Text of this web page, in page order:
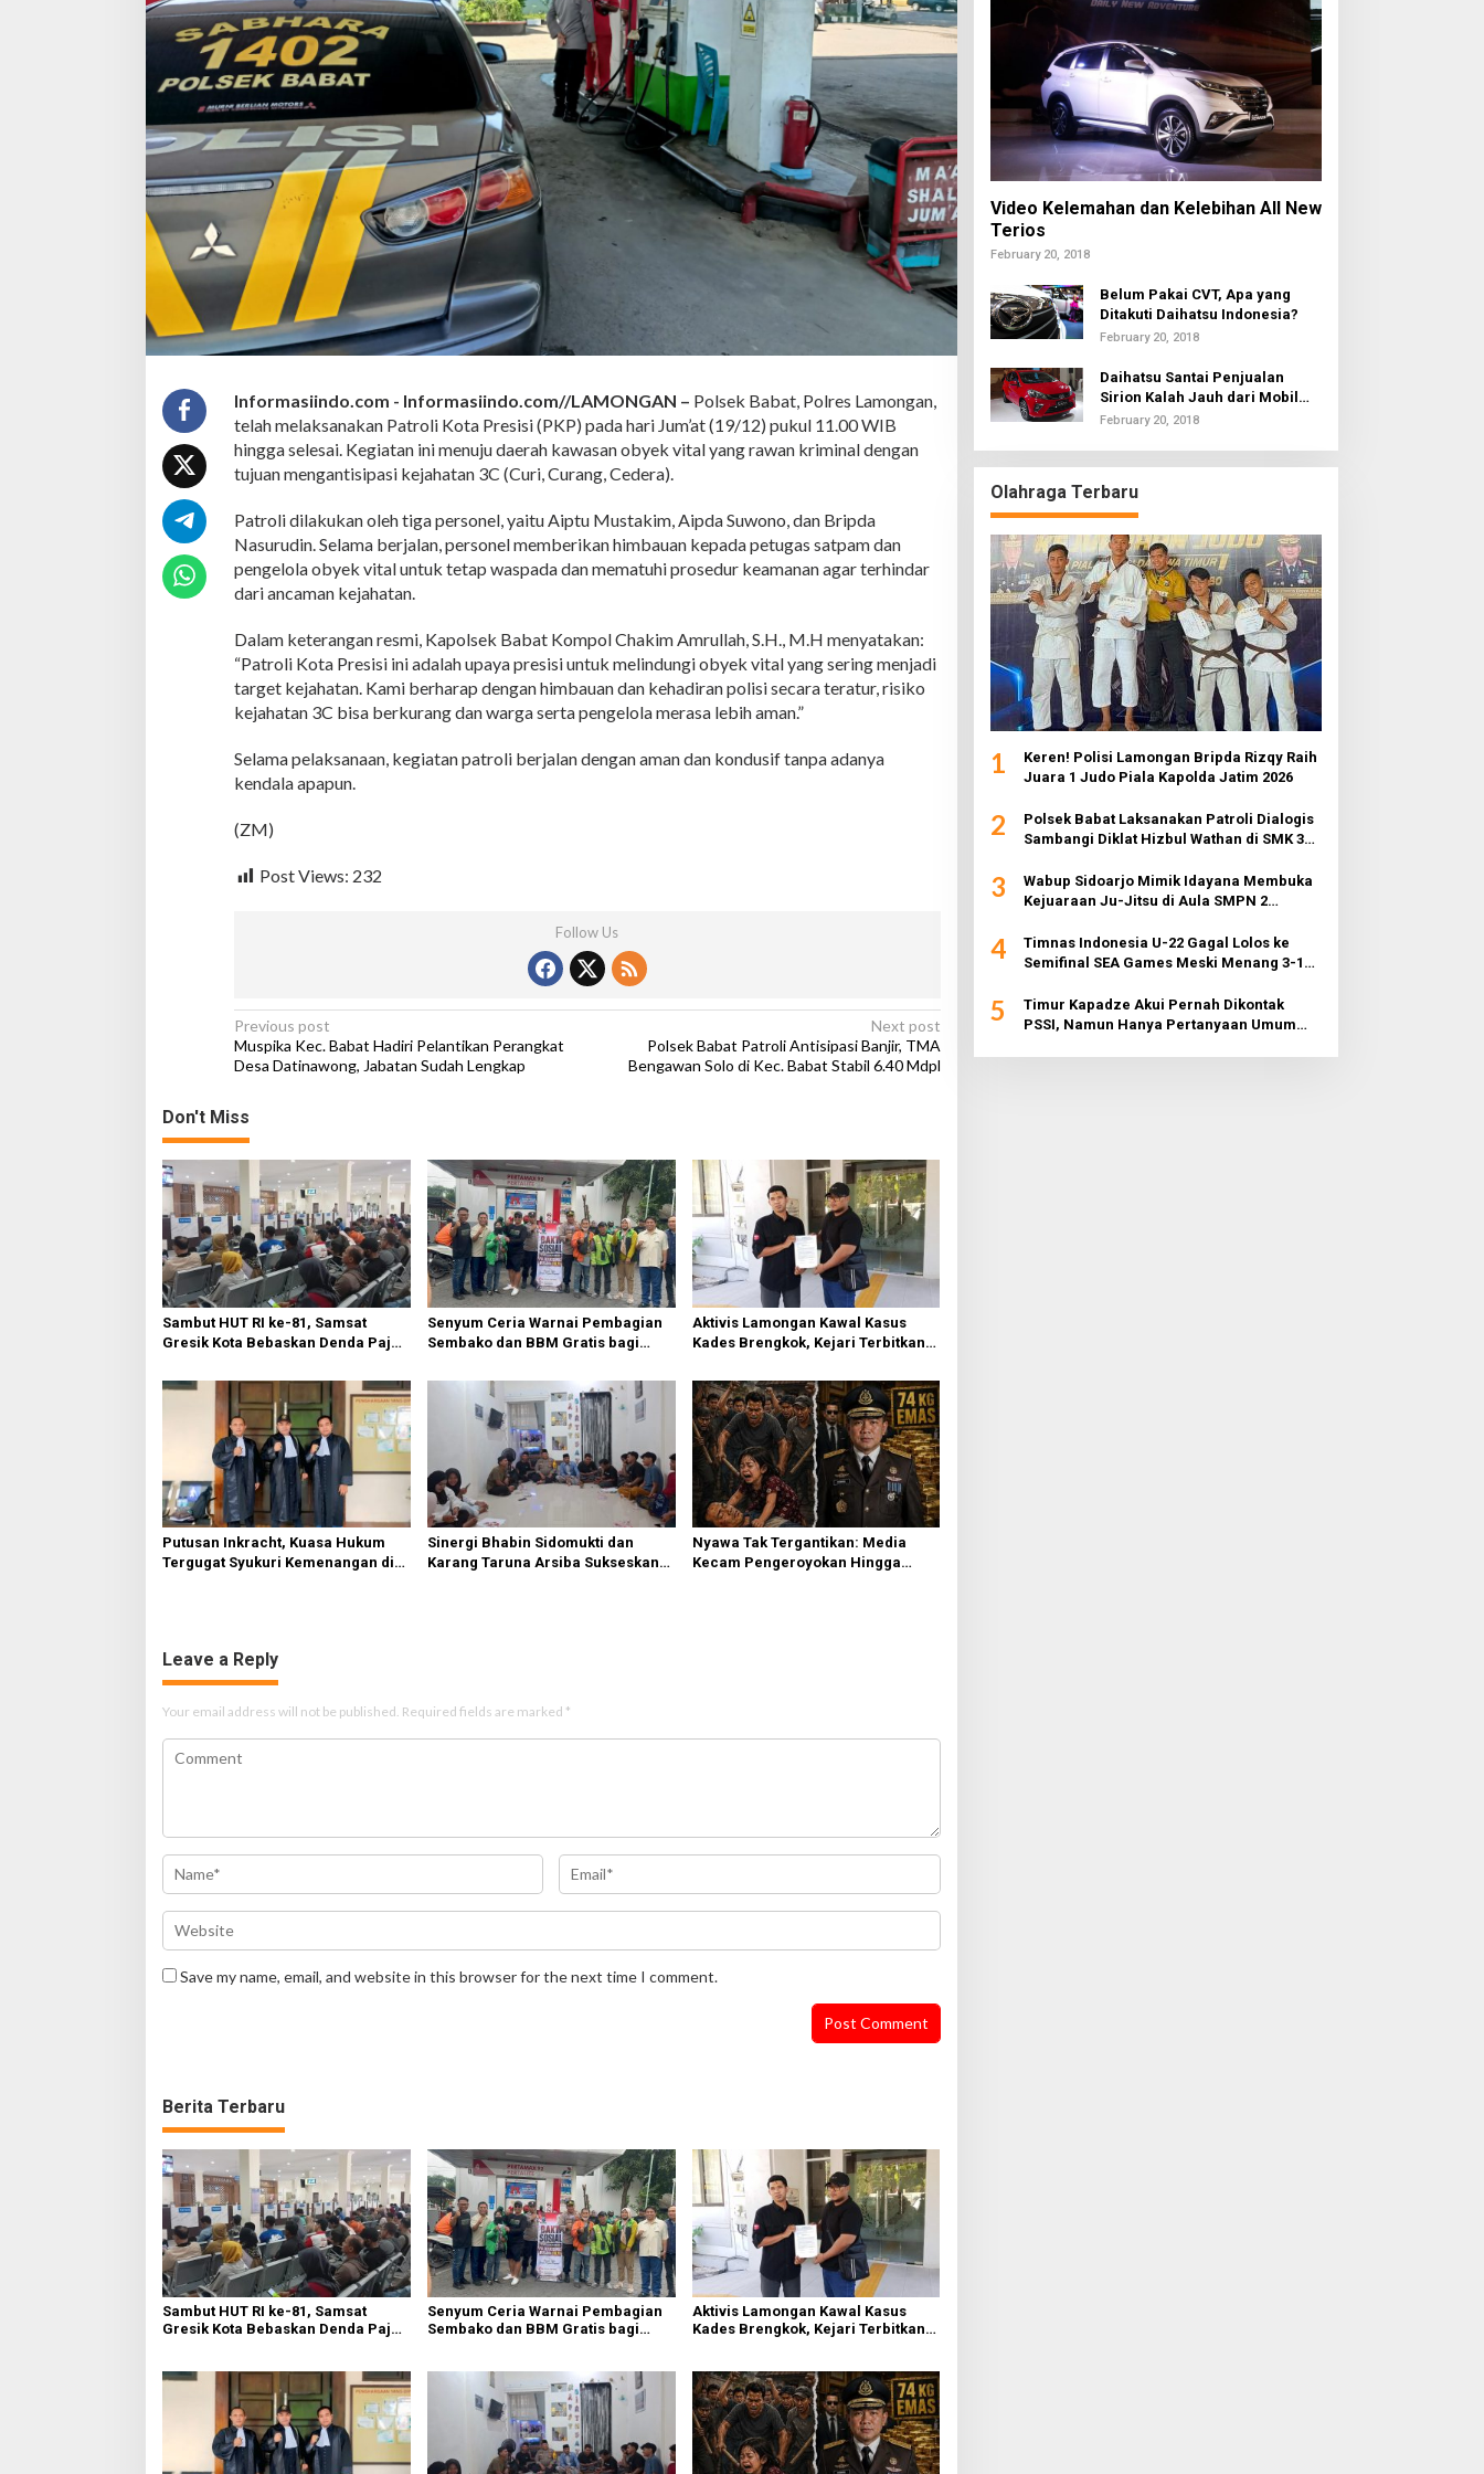
o
l
i
K
o
t
a
P
r
s
i
d
O
b
k
V
i
a
,
A
n
i
i
p
a
i
e
j
a
Informasiindo.com - Informasiindo.com//LAMONGAN – Polsek Babat, Polres Lamongan,
telah melaksanakan Patroli Kota Presisi (PKP) pada hari Jum’at (19/12) pukul 11.00 WIB
hingga selesai. Kegiatan ini menuju daerah kawasan obyek vital yang rawan kriminal dengan
tujuan mengantisipasi kejahatan 3C (Curi, Curang, Cedera).
Patroli dilakukan oleh tiga personel, yaitu Aiptu Mustakim, Aipda Suwono, dan Bripda
Nasurudin. Selama berjalan, personel memberikan himbauan kepada petugas satpam dan
pengelola obyek vital untuk tetap waspada dan mematuhi prosedur keamanan agar terhindar
dari ancaman kejahatan.
Dalam keterangan resmi, Kapolsek Babat Kompol Chakim Amrullah, S.H., M.H menyatakan:
“Patroli Kota Presisi ini adalah upaya presisi untuk melindungi obyek vital yang sering menjadi
target kejahatan. Kami berharap dengan himbauan dan kehadiran polisi secara teratur, risiko
kejahatan 3C bisa berkurang dan warga serta pengelola merasa lebih aman.”
Selama pelaksanaan, kegiatan patroli berjalan dengan aman dan kondusif tanpa adanya
kendala apapun.
(ZM)
Post Views: 232
Follow Us
P
o
t
n
a
v
i
g
a
t
i
o
n
Previous post
Muspika Kec. Babat Hadiri Pelantikan Perangkat
Desa Datinawong, Jabatan Sudah Lengkap
Next post
Polsek Babat Patroli Antisipasi Banjir, TMA
Bengawan Solo di Kec. Babat Stabil 6.40 Mdpl
Don't Miss
Sambut HUT RI ke-81, Samsat
Gresik Kota Bebaskan Denda Pajak
Senyum Ceria Warnai Pembagian
Sembako dan BBM Gratis bagi
Aktivis Lamongan Kawal Kasus
Kades Brengkok, Kejari Terbitkan
Putusan Inkracht, Kuasa Hukum
Tergugat Syukuri Kemenangan di
Sinergi Bhabin Sidomukti dan
Karang Taruna Arsiba Sukseskan
Nyawa Tak Tergantikan: Media
Kecam Pengeroyokan Hingga
Leave a Reply
Your email address will not be published. Required fields are marked *
Save my name, email, and website in this browser for the next time I comment.
Berita Terbaru
Sambut HUT RI ke-81, Samsat
Gresik Kota Bebaskan Denda Pajak
Senyum Ceria Warnai Pembagian
Sembako dan BBM Gratis bagi
Aktivis Lamongan Kawal Kasus
Kades Brengkok, Kejari Terbitkan
Video Kelemahan dan Kelebihan All New
Terios
February 20, 2018
Belum Pakai CVT, Apa yang
Ditakuti Daihatsu Indonesia?
February 20, 2018
Daihatsu Santai Penjualan
Sirion Kalah Jauh dari Mobil
LCGC
February 20, 2018
Olahraga Terbaru
1
Keren! Polisi Lamongan Bripda Rizqy Raih
Juara 1 Judo Piala Kapolda Jatim 2026
2
Polsek Babat Laksanakan Patroli Dialogis
Sambangi Diklat Hizbul Wathan di SMK 3
3
Wabup Sidoarjo Mimik Idayana Membuka
Kejuaraan Ju-Jitsu di Aula SMPN 2
4
Timnas Indonesia U-22 Gagal Lolos ke
Semifinal SEA Games Meski Menang 3-1
5
Timur Kapadze Akui Pernah Dikontak
PSSI, Namun Hanya Pertanyaan Umum